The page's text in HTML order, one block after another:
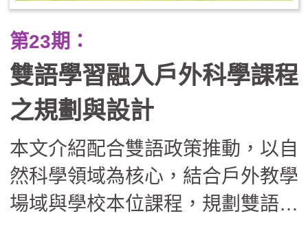
第23期：
雙語學習融入戶外科學課程
之規劃與設計
本文介紹配合雙語政策推動，以自
然科學領域為核心，結合戶外教學
場域與學校本位課程，規劃雙語戶